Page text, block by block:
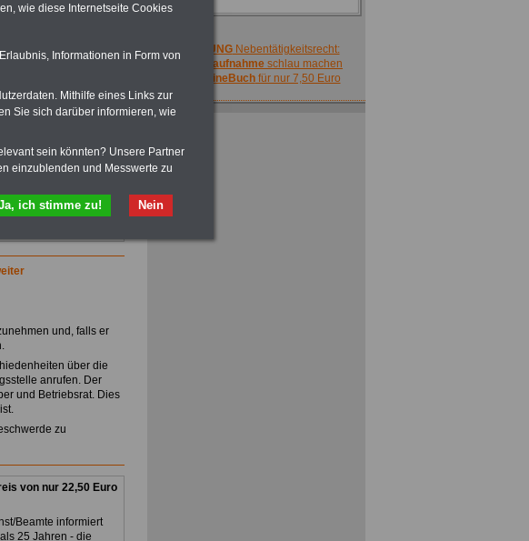
zum Tarifrecht
eBook wurde im
- TVöD und TV-L -
Studierende von
und Kommunen.
und, falls er
über die
anrufen. Der
und Betriebsrat. Dies
zu
von nur 22,50 Euro
Beamte informiert
25 Jahren - die
ACHTUNGNebentätigkeitsrecht:
vor Jobaufnahme schlau machen
OnlineBuchfür nur 7,50 Euro
wie diese Internetseite Cookies
Informationen in Form von
Mithilfe eines Links zur
Sie sich darüber informieren, wie
sein könnten? Unsere Partner
einzublenden und Messwerte zu
Nein
ich stimme zu!